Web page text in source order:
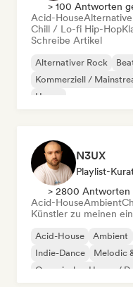
> 100 Antworten
Acid-House
Chill / Lo-fi Hip-Hop
Schreibe Artikel
Alternativer Rock
Kommerziell /
House
N3UX
Playlist-
> 2800 Antworten
Acid-HouseAmbient
Künstler zu meinen
Acid-House Ambient
Indie-Dance
Melodic
Organischer House /